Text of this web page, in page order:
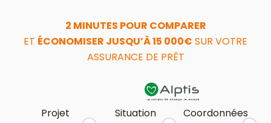
2 MINUTES POUR COMPARER
ET ÉCONOMISER JUSQU’À 15 000€ SUR VOTRE
ASSURANCE DE PRÊT
Projet Situation Coordonnées